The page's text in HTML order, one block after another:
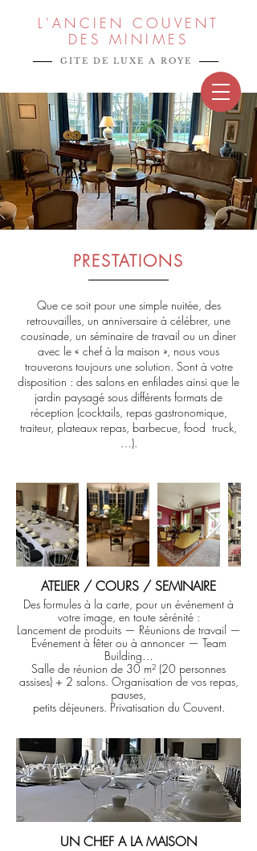
L'ANCIEN COUVENT
DES MINIMES
GITE DE LUXE A ROYE
PRESTATIONS
Que ce soit pour une simple nuitée, des
retrouvailles, un anniversaire à célébrer, une
cousinade, un séminaire de travail ou un diner
avec le « chef à la maison », nous vous
trouverons toujours une solution. Sont à votre
disposition : des salons en enfilades ainsi que le
jardin paysagé sous différents formats de
réception (cocktails, repas gastronomique,
traiteur, plateaux repas, barbecue, food truck,
…).
ATELIER / COURS / SEMINAIRE
Des formules à la carte, pour un événement à
votre image, en toute sérénité :
Lancement de produits — Réunions de travail —
Evénement à fêter ou à annoncer — Team
Building…
Salle de réunion de 30 m² (20 personnes
assises) + 2 salons. Organisation de vos repas,
pauses,
petits déjeuners. Privatisation du Couvent.
UN CHEF A LA MAISON